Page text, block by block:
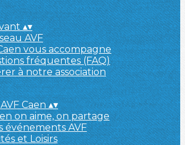
▴▾
AVF
vous accompagne
fréquentes (FAQ)
à notre association
Caen▴▾
on aime, on partage
événements AVF
et Loisirs